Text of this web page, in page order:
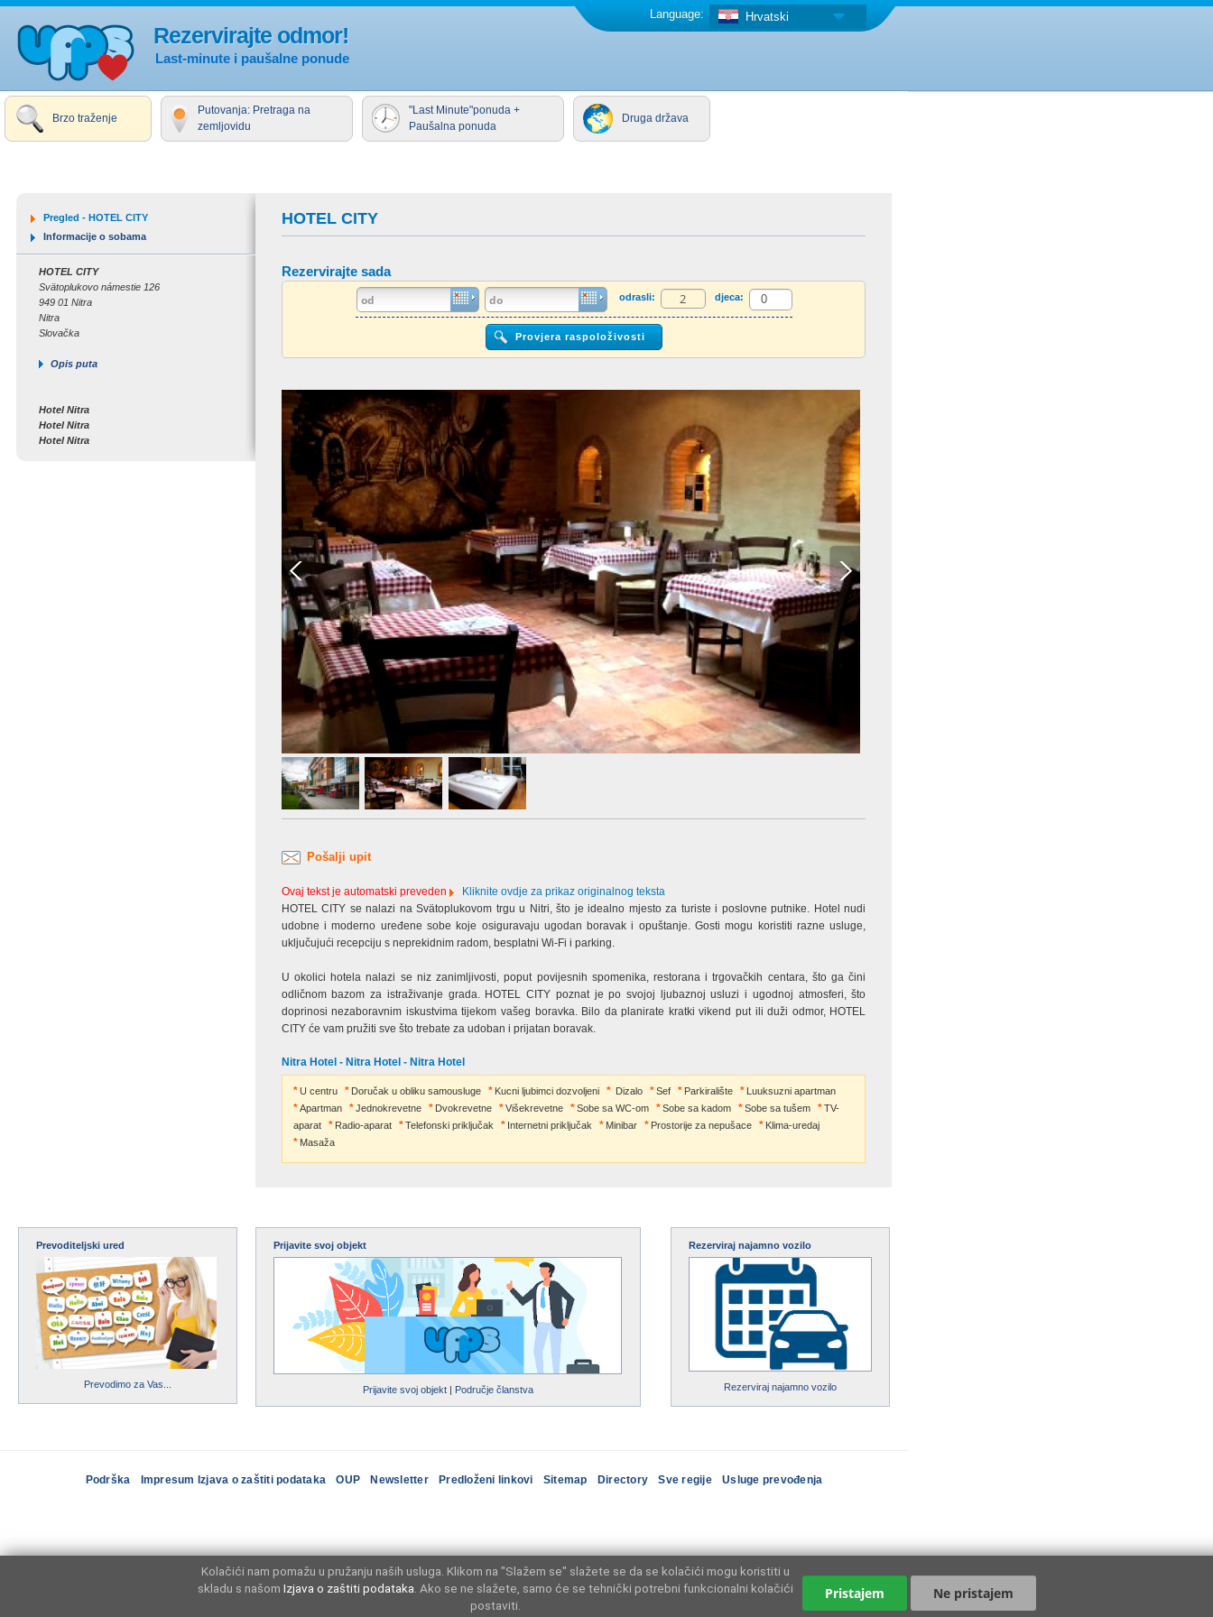
Rezervirajte odmor!
Last-minute i paušalne ponude
Hrvatski
Language:
Brzo traženje
Putovanja: Pretraga na
zemljovidu
"Last Minute"ponuda +
Paušalna ponuda
Druga država
HOTEL CITY
Rezervirajte sada
odrasli: djeca:
Pošalji upit
Ovaj tekst je automatski preveden
Kliknite ovdje za prikaz originalnog teksta
HOTEL CITY se nalazi na Svätoplukovom trgu u Nitri, što je idealno mjesto za turiste i poslovne putnike. Hotel nudi
udobne i moderno uređene sobe koje osiguravaju ugodan boravak i opuštanje. Gosti mogu koristiti razne usluge,
uključujući recepciju s neprekidnim radom, besplatni Wi-Fi i parking.
U okolici hotela nalazi se niz zanimljivosti, poput povijesnih spomenika, restorana i trgovačkih centara, što ga čini
odličnom bazom za istraživanje grada. HOTEL CITY poznat je po svojoj ljubaznoj usluzi i ugodnoj atmosferi, što
doprinosi nezaboravnim iskustvima tijekom vašeg boravka. Bilo da planirate kratki vikend put ili duži odmor, HOTEL
CITY će vam pružiti sve što trebate za udoban i prijatan boravak.
Nitra Hotel - Nitra Hotel - Nitra Hotel
U centru Doručak u obliku samousluge Kucni ljubimci dozvoljeni Dizalo Sef Parkiralište
Luuksuzni apartman
Apartman
Jednokrevetne Dvokrevetne Višekrevetne Sobe sa WC-om Sobe sa kadom Sobe sa tušem
TV-
aparat
Radio-aparat Telefonski priključak Internetni priključak Minibar Prostorije za nepušace
Klima-uredaj
Masaža
Pregled - HOTEL CITY
Informacije o sobama
HOTEL CITY
Svätoplukovo námestie 126
949 01 Nitra
Nitra
Slovačka
Opis puta
Hotel Nitra
Hotel Nitra
Hotel Nitra
Prevoditeljski ured
Prevodimo za Vas...
Prijavite svoj objekt
Prijavite svoj objekt| Područje članstva
Rezerviraj najamno vozilo
Rezerviraj najamno vozilo
Podrška Impresum Izjava o zaštiti podataka OUP Newsletter Predloženi linkovi Sitemap Directory Sve regije Usluge prevođenja
Kolačići nam pomažu u pružanju naših usluga. Klikom na "Slažem se" slažete se da se kolačići mogu koristiti u
skladu s našom Izjava o zaštiti podataka. Ako se ne slažete, samo će se tehnički potrebni funkcionalni kolačići
postaviti.